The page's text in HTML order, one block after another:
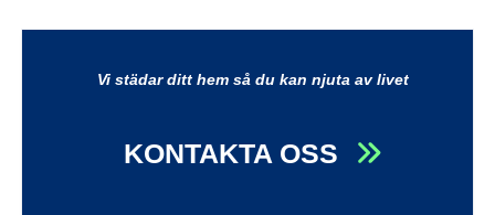
Vi städar ditt hem så du kan njuta av livet
KONTAKTA OSS